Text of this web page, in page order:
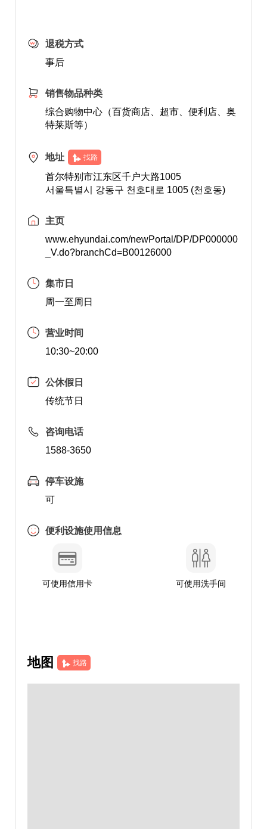
退税方式
事后
销售物品种类
综合购物中心（百货商店、超市、便利店、奥
特莱斯等）
地址 找路
首尔特别市江东区千户大路1005
서울특별시 강동구 천호대로 1005 (천호동)
主页
www.ehyundai.com/newPortal/DP/DP000000
_V.do?branchCd=B00126000
集市日
周一至周日
营业时间
10:30~20:00
公休假日
传统节日
咨询电话
1588-3650
停车设施
可
便利设施使用信息
可使用信用卡 可使用洗手间
地图 找路